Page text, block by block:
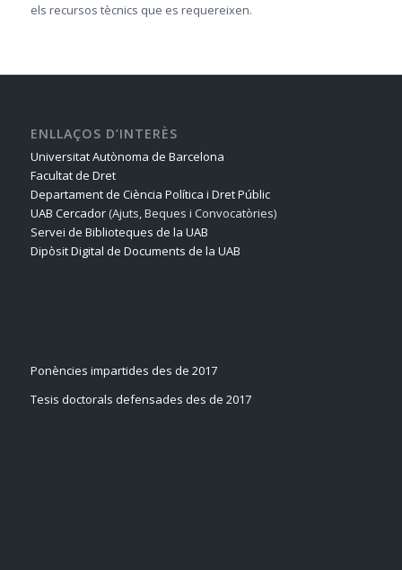
els recursos tècnics que es requereixen.
ENLLAÇOS D’INTERÈS
Universitat Autònoma de Barcelona
Facultat de Dret
Departament de Ciència Política i Dret Públic
UAB Cercador(Ajuts, Beques i Convocatòries)
Servei de Biblioteques de la UAB
Dipòsit Digital de Documents de la UAB
Ponències impartides des de 2017
Tesis doctorals defensades des de 2017